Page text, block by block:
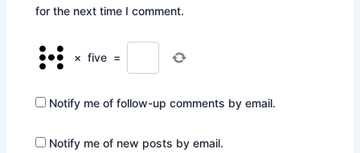
for the next time I comment.
× five =
Notify me of follow-up comments by email.
Notify me of new posts by email.